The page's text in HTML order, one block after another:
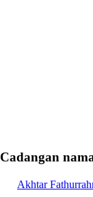
Cadangan
Akhtar